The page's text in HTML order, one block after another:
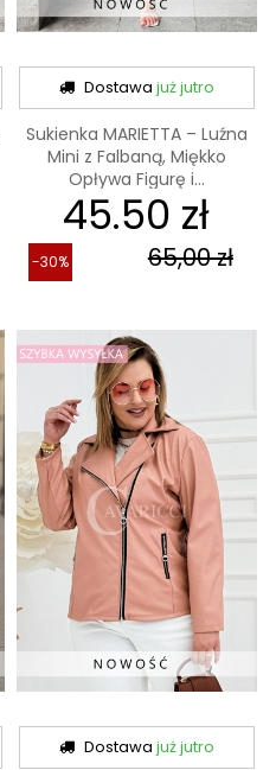
Dostawa już jutro
Sukienka MARIETTA – Luźna
Mini z Falbaną, Miękko
Opływa Figurę i...
45.50 zł
65,00 zł
-30%
Dostawa już jutro